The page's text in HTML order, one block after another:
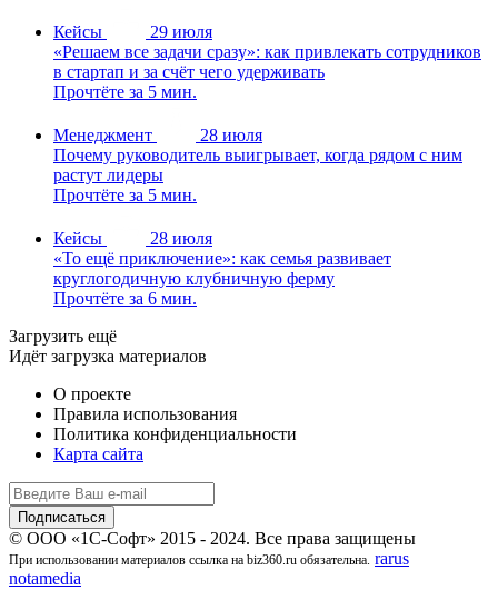
Кейсы
29 июля
«Решаем все задачи сразу»: как привлекать сотрудников
в стартап и за счёт чего удерживать
Прочтёте за 5 мин.
Менеджмент
28 июля
Почему руководитель выигрывает, когда рядом с ним
растут лидеры
Прочтёте за 5 мин.
Кейсы
28 июля
«То ещё приключение»: как семья развивает
круглогодичную клубничную ферму
Прочтёте за 6 мин.
Загрузить ещё
Идёт загрузка материалов
О проекте
Правила использования
Политика конфиденциальности
Карта сайта
© ООО «1С-Софт» 2015 - 2024. Все права защищены
При использовании материалов ссылка на biz360.ru обязательна. rarus
notamedia